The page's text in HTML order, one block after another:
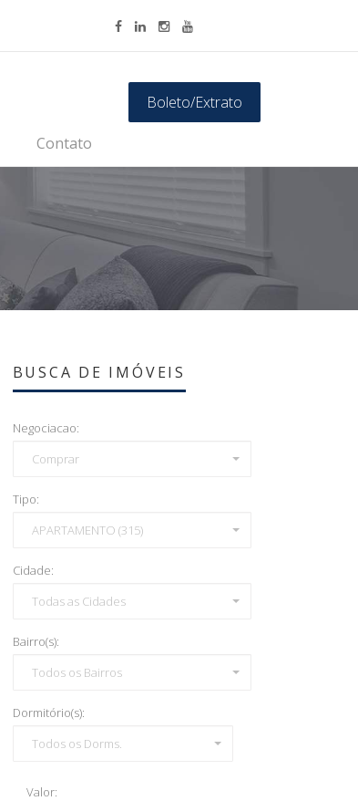
Boleto/Extrato
Contato
BUSCA DE IMÓVEIS
Negociacao:
Comprar
Tipo:
APARTAMENTO (315)
Cidade:
Todas as Cidades
Bairro(s):
Todos os Bairros
Dormitório(s):
Todos os Dorms.
Valor: